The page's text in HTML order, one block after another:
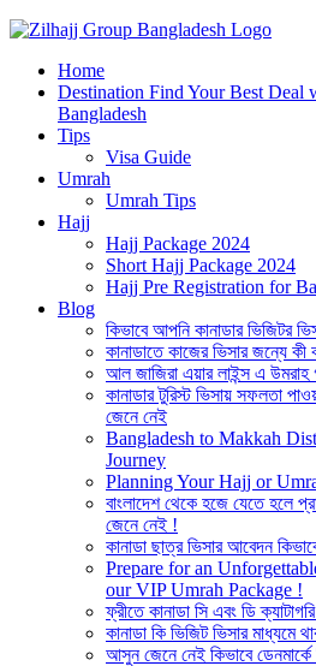
জিলহজ্জ গ্রুপ বাংলাদেশ
Best Hajj Umrah Travel Tour Agent in
Home
Destination Find Your Best Deal
Bangladesh
Tips
Visa Guide
Umrah
Umrah Tips
Hajj
Hajj Package 2024
Short Hajj Package 2024
Hajj Pre Registration for
Blog
কিভাবে আপনি কানাডার ভিজিটর
কানাডাতে কাজের ভিসার জন্যে কী
আল জাজিরা এয়ার লাইন্স এ
কানাডার টুরিস্ট ভিসায় সফলতা
জেনে নেই
Bangladesh to Makkah
Journey
Planning Your Hajj or
বাংলাদেশ থেকে হজে যেতে হলে
জেনে নেই !
কানাডা ছাত্র ভিসার আবেদন
Prepare for an
our VIP Umrah Package !
ফ্রীতে কানাডা সি এবং ডি ক্যাটাগরি
কানাডা কি ভিজিট ভিসার মাধ্যমে
আসুন জেনে নেই কিভাবে